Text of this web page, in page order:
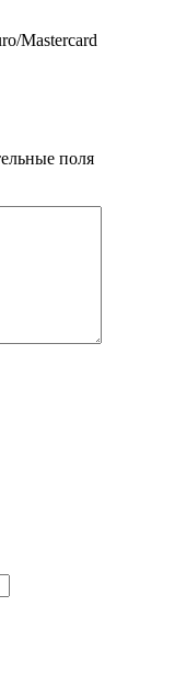
Mastercard
поля